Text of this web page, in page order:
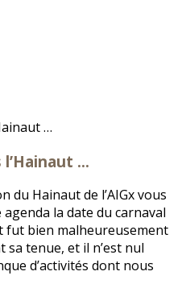
…
du Hainaut de l’AIGx vous
la date du carnaval
fut bien malheureusement
sa tenue, et il n’est nul
d’activités dont nous